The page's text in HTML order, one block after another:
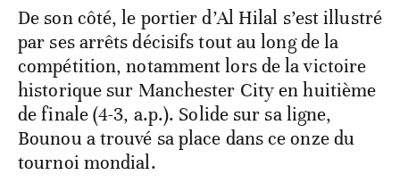
De son côté, le portier d’Al Hilal s’est illustré
par ses arrêts décisifs tout au long de la
compétition, notamment lors de la victoire
historique sur Manchester City en huitième
de finale (4-3, a.p.). Solide sur sa ligne,
Bounou a trouvé sa place dans ce onze du
tournoi mondial.